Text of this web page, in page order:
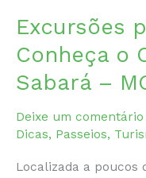
Excursões
Conheça o
Sabará –
Deixe um comentário
Dicas, Passeios,
Localizada a poucos